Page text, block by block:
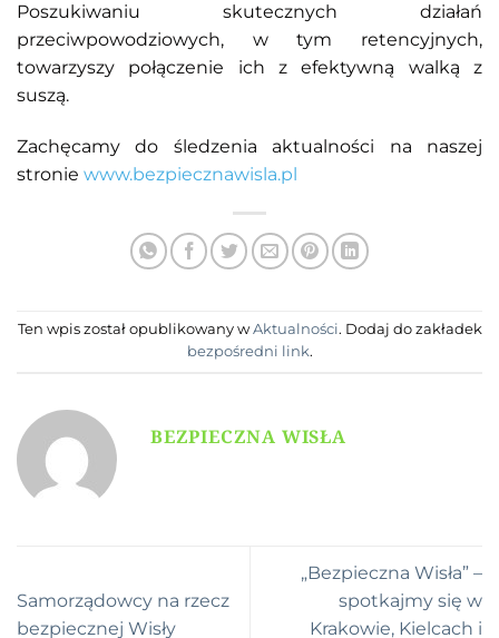
Poszukiwaniu skutecznych działań
przeciwpowodziowych, w tym retencyjnych,
towarzyszy połączenie ich z efektywną walką z
suszą.
Zachęcamy do śledzenia aktualności na naszej
stronie www.bezpiecznawisla.pl
Ten wpis został opublikowany wAktualności. Dodaj do zakładek
bezpośredni link.
BEZPIECZNA WISŁA
Samorządowcy na rzecz
bezpiecznej Wisły
„Bezpieczna Wisła” –
spotkajmy się w
Krakowie, Kielcach i